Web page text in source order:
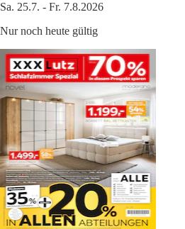
Sa. 25.7. - Fr. 7.8.2026
Nur noch heute gültig